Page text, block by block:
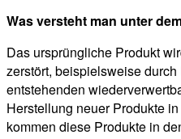
Was versteht man unter
Das ursprüngliche Produkt
zerstört, beispielsweise
entstehenden
Herstellung neuer Produkte
kommen diese Produkte in